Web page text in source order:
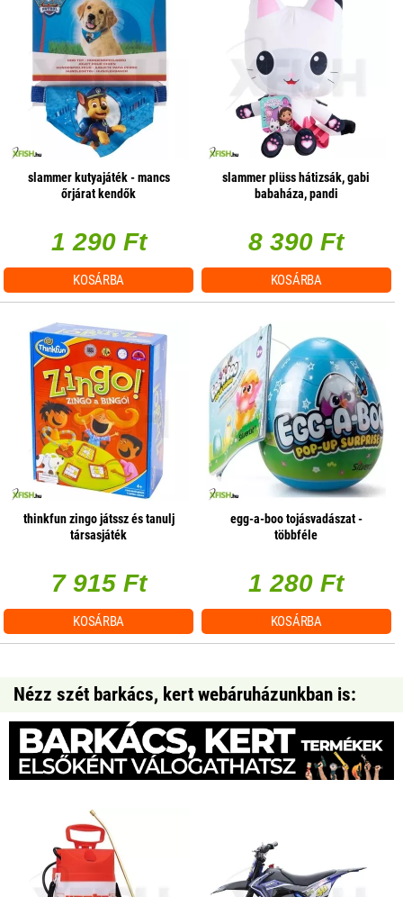
slammer kutyajáték - mancs
őrjárat kendők
1 290 Ft
KOSÁRBA
slammer plüss hátizsák, gabi
babaháza, pandi
8 390 Ft
KOSÁRBA
thinkfun zingo játssz és tanulj
társasjáték
7 915 Ft
KOSÁRBA
egg-a-boo tojásvadászat -
többféle
1 280 Ft
KOSÁRBA
Nézz szét barkács, kert webáruházunkban is: